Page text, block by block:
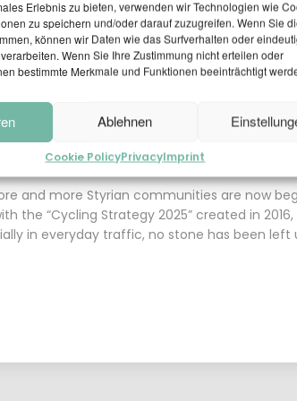
Erlebnis zu bieten, verwenden wir Technologien wie
zu speichern und/oder darauf zuzugreifen. Wenn Sie
können wir Daten wie das Surfverhalten oder
Wenn Sie Ihre Zustimmung nicht erteilen oder
bestimmte Merkmale und Funktionen beeinträchtigt
Ablehnen
Cookie PolicyPrivacyImprint
9
APRIL
2026
LOCAL PEDESTRIAN
TRAFFIC CONCEPT
3
APRIL
2026
and more Styrian communities are now
the “Cycling Strategy 2025” created in
in everyday traffic, no stone has been